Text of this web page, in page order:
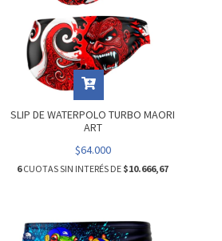
SLIP DE WATERPOLO TURBO MAORI
ART
$64.000
6CUOTAS SIN INTERÉS DE $10.666,67